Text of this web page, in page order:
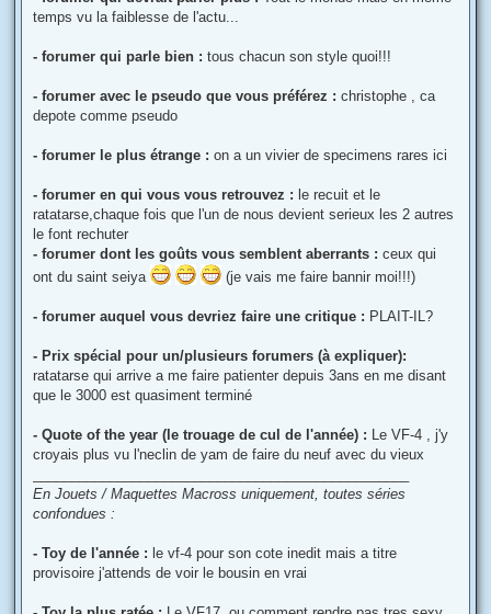
temps vu la faiblesse de l'actu...
- forumer qui parle bien : tous chacun son style quoi!!!
- forumer avec le pseudo que vous préférez : christophe , ca
depote comme pseudo
- forumer le plus étrange : on a un vivier de specimens rares ici
- forumer en qui vous vous retrouvez : le recuit et le
ratatarse,chaque fois que l'un de nous devient serieux les 2 autres
le font rechuter
- forumer dont les goûts vous semblent aberrants : ceux qui
ont du saint seiya
(je vais me faire bannir moi!!!)
- forumer auquel vous devriez faire une critique : PLAIT-IL?
- Prix spécial pour un/plusieurs forumers (à expliquer):
ratatarse qui arrive a me faire patienter depuis 3ans en me disant
que le 3000 est quasiment terminé
- Quote of the year (le trouage de cul de l'année) : Le VF-4 , j'y
croyais plus vu l'neclin de yam de faire du neuf avec du vieux
En Jouets / Maquettes Macross uniquement, toutes séries
confondues :
- Toy de l'année : le vf-4 pour son cote inedit mais a titre
provisoire j'attends de voir le bousin en vrai